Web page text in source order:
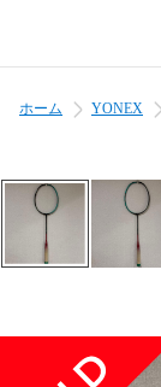
ホーム YONEX